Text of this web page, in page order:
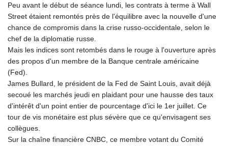
GHS 11.707393
GIP 0.742819
GMD 73.496482
8770.290382
GTQ 7.616295
HKD 7.84372
HNL 26.762769
HRK 6.523803
HTG 130.551217
IDR 17907
Peu avant le début de séance lundi, les contrats à terme à Wall
Street étaient remontés près de l'équilibre avec la nouvelle d'une
chance de compromis dans la crise russo-occidentale, selon le
chef de la diplomatie russe.
Mais les indices sont retombés dans le rouge à l'ouverture après
des propos d'un membre de la Banque centrale américaine
(Fed).
James Bullard, le président de la Fed de Saint Louis, avait déjà
secoué les marchés jeudi en plaidant pour une hausse des taux
d'intérêt d'un point entier de pourcentage d'ici le 1er juillet. Ce
tour de vis monétaire est plus sévère que ce qu'envisagent ses
collègues.
Sur la chaîne financière CNBC, ce membre votant du Comité